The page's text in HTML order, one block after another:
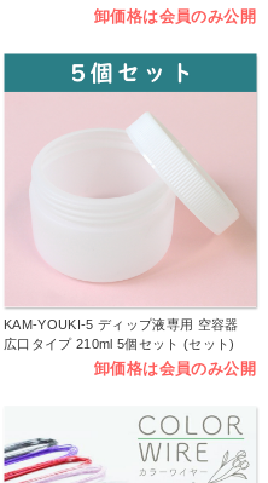
卸価格は会員のみ公開
KAM-YOUKI-5 ディップ液専用 空容器
広口タイプ 210ml 5個セット (セット)
卸価格は会員のみ公開